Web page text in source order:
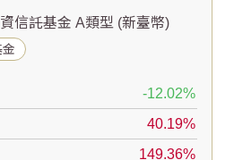
信託基金 A類型 (新臺幣)
-12.02
40.19
149.36